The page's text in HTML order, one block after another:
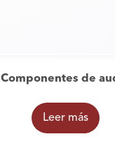
Componentes de
Leer más